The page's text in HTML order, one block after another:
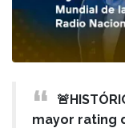
mayor rating